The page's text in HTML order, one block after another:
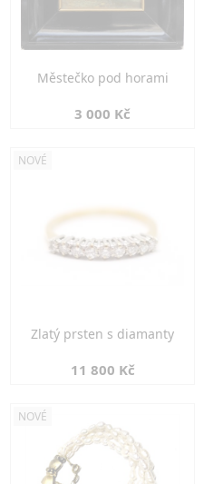
Městečko pod horami
3 000 Kč
NOVÉ
Zlatý prsten s diamanty
11 800 Kč
NOVÉ